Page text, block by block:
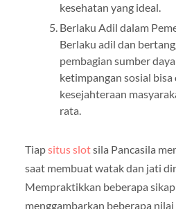
kesehatan yang ideal.
Berlaku Adil dalam
Berlaku adil dan
pembagian sumber
ketimpangan sosial
kesejahteraan
rata.
Tiapsitus slotsila Pancasila
saat membuat watak dan jati
Mempraktikkan beberapa
menggambarkan beberapa